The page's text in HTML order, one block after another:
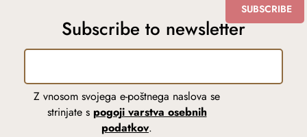
Subscribe to newsletter
Z vnosom svojega e-poštnega naslova se
strinjate s pogoji varstva osebnih
podatkov.
SUBSCRIBE